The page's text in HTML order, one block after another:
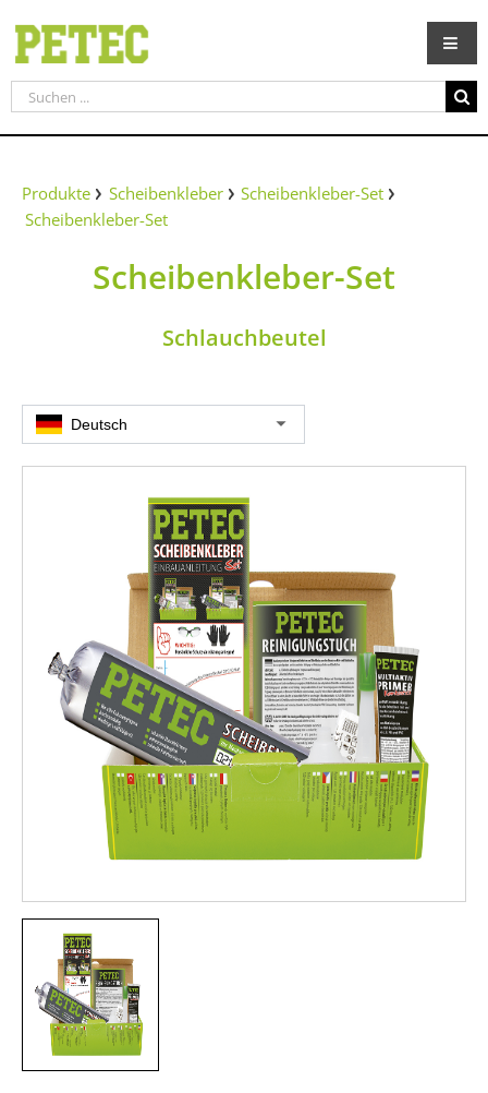
Inhalt
springen
Suche
nach:
Produkte Scheibenkleber
Scheibenkleber-Set
Scheibenkleber-Set
Scheibenkleber-Set
Schlauchbeutel
Deutsch